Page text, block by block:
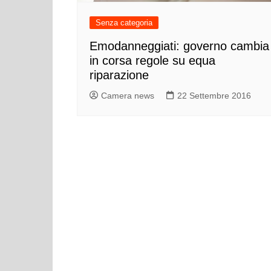
Cultura ed
Eventi
Finanze e tesoro
Senza categoria
Emodanneggiati: governo cambia
in corsa regole su equa
riparazione
Camera news 22 Settembre 2016